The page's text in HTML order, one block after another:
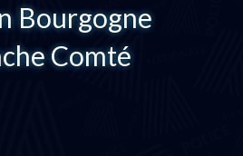
Bourgogne
Comté